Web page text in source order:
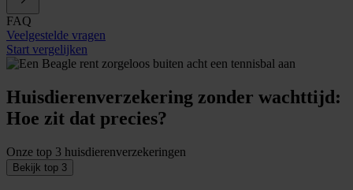
FAQ
Veelgestelde vragen
Start vergelijken
Huisdierenverzekering zonder wachttijd:
Hoe zit dat precies?
Onze top 3 huisdierenverzekeringen
Bekijk top 3